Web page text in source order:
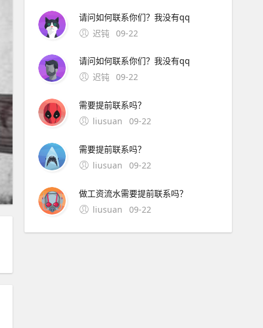
请问如何联系你们？我没有qq
迟钝 09-22
请问如何联系你们？我没有qq
迟钝 09-22
需要提前联系吗？
liusuan
09-22
需要提前联系吗？
liusuan
09-22
做工资流水需要提前联系吗？
liusuan
09-22